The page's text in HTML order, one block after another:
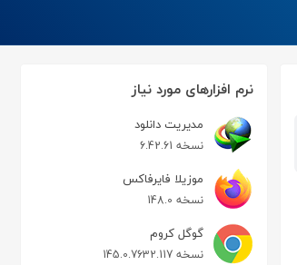
نرم افزارهای مورد نیاز
مدیریت دانلود
نسخه 6.42.61
موزیلا فایرفاکس
نسخه 148.0
گوگل کروم
نسخه 145.0.7632.117